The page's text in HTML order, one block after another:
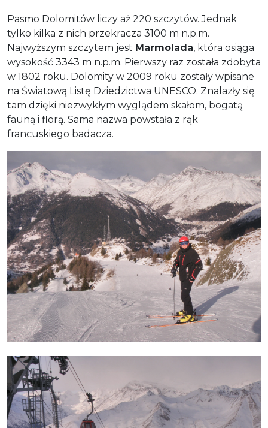
Pasmo Dolomitów liczy aż 220 szczytów. Jednak
tylko kilka z nich przekracza 3100 m n.p.m.
Najwyższym szczytem jest Marmolada, która osiąga
wysokość 3343 m n.p.m. Pierwszy raz została zdobyta
w 1802 roku. Dolomity w 2009 roku zostały wpisane
na Światową Listę Dziedzictwa UNESCO. Znalazły się
tam dzięki niezwykłym wyglądem skałom, bogatą
fauną i florą. Sama nazwa powstała z rąk
francuskiego badacza.